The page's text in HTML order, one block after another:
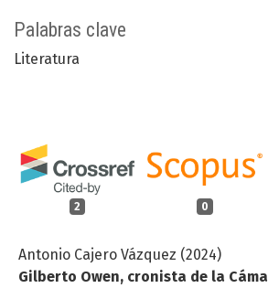
Palabras clave
Literatura
2 0
Antonio Cajero Vázquez (2024)
Gilberto Owen, cronista de la